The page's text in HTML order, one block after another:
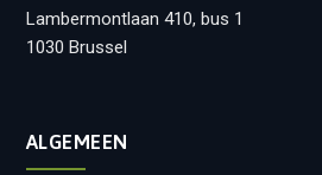
Lambermontlaan 410, bus 1
1030 Brussel
ALGEMEEN